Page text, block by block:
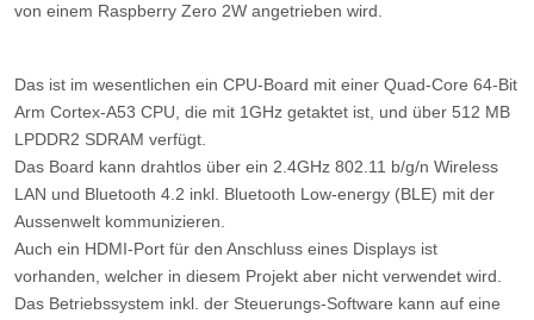
von einem Raspberry Zero 2W angetrieben wird.
Das ist im wesentlichen ein CPU-Board mit einer Quad-Core 64-Bit
Arm Cortex-A53 CPU, die mit 1GHz getaktet ist, und über 512 MB
LPDDR2 SDRAM verfügt.
Das Board kann drahtlos über ein 2.4GHz 802.11 b/g/n Wireless
LAN und Bluetooth 4.2 inkl. Bluetooth Low-energy (BLE) mit der
Aussenwelt kommunizieren.
Auch ein HDMI-Port für den Anschluss eines Displays ist
vorhanden, welcher in diesem Projekt aber nicht verwendet wird.
Das Betriebssystem inkl. der Steuerungs-Software kann auf eine